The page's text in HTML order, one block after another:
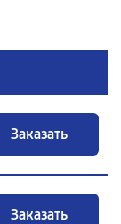
Заказать
Заказать